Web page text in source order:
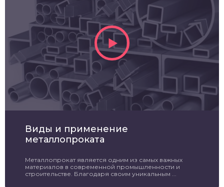
Виды и применение
металлопроката
Металлопрокат является одним из самых важных
материалов в современной промышленности и
строительстве. Благодаря своим уникальным ...